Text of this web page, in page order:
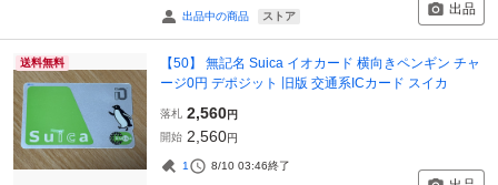
出品中の商品 ストア 出品
送料無料
【50】 無記名 Suica イオカード 横向きペンギン チャ
ージ0円 デポジット 旧版 交通系ICカード スイカ
落札 2,560円
開始 2,560円
1 8/10 03:46終了